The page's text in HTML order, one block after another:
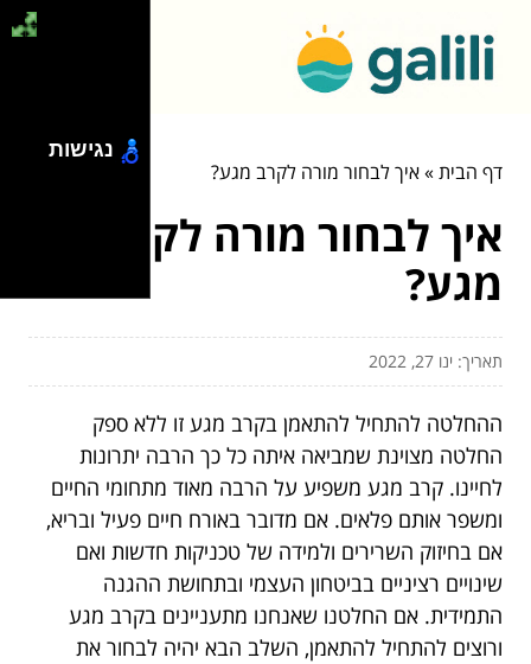
דף הבית»איך לבחור מורה לקרב מגע?
איך לבחור מורה לקרב
מגע?
תאריך: ינו 27, 2022
ההחלטה להתחיל להתאמן בקרב מגע זו ללא ספק
החלטה מצוינת שמביאה איתה כל כך הרבה יתרונות
לחיינו. קרב מגע משפיע על הרבה מאוד מתחומי החיים
ומשפר אותם פלאים. אם מדובר באורח חיים פעיל ובריא,
אם בחיזוק השרירים ולמידה של טכניקות חדשות ואם
שינויים רציניים בביטחון העצמי ובתחושת ההגנה
התמידית. אם החלטנו שאנחנו מתעניינים בקרב מגע
ורוצים להתחיל להתאמן, השלב הבא יהיה לבחור את
נגישות